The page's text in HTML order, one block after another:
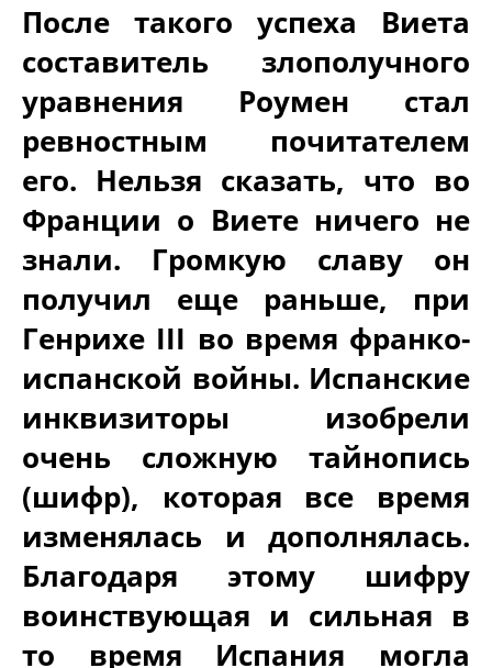
После такого успеха Виета
составитель злополучного
уравнения Роумен стал
ревностным почитателем
его. Нельзя сказать, что во
Франции о Виете ничего не
знали. Громкую славу он
получил еще раньше, при
Генрихе III во время франко-
испанской войны. Испанские
инквизиторы изобрели
очень сложную тайнопись
(шифр), которая все время
изменялась и дополнялась.
Благодаря этому шифру
воинствующая и сильная в
то время Испания могла